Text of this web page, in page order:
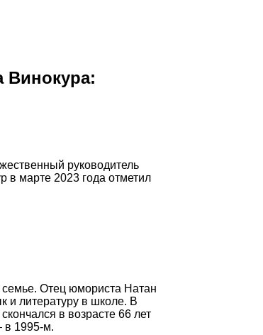
Винокура:
руководитель
марте 2023 года отметил
семье. Отец юмориста Натан
и литературу в школе. В
в возрасте 66 лет
в 1995-м.